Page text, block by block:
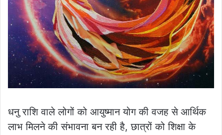
धनु राशि वाले लोगों को आयुष्मान योग की वजह से आर्थिक
लाभ मिलने की संभावना बन रही है, छात्रों को शिक्षा के